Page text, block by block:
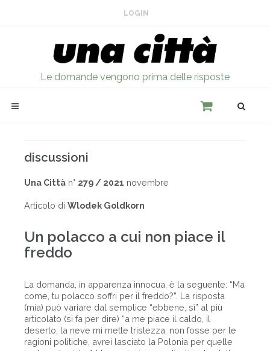
LOGIN
Le domande vengono prima delle risposte
discussioni
Una Città n° 279 / 2021 novembre
Articolo di Wlodek Goldkorn
Un polacco a cui non piace il
freddo
La domanda, in apparenza innocua, è la seguente: “Ma
come, tu polacco soffri per il freddo?”. La risposta
(mia) può variare dal semplice “ebbene, sì” al più
articolato (si fa per dire) “a me piace il caldo, il
deserto; la neve mi mette tristezza: non fosse per le
ragioni politiche, avrei lasciato la Polonia per quelle